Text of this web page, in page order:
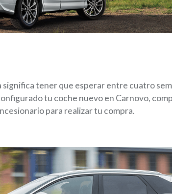
tener que esperar entre cuatro
tu coche nuevo en Carnovo,
para realizar tu compra.